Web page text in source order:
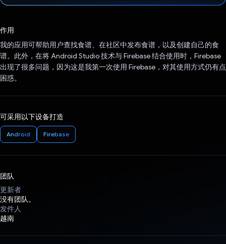
作用
我的应用可帮助用户查找食谱、在社区中发布食谱，以及创建自己的食
谱。此外，在将 Android Studio 技术与 Firebase 结合使用时，Firebase
出现了很多问题，因为这是我第一次使用 Firebase，对其使用方式仍有点
困惑。
可采用以下设备打造
Android Firebase
团队
更新者
没有团队。
发件人
越南